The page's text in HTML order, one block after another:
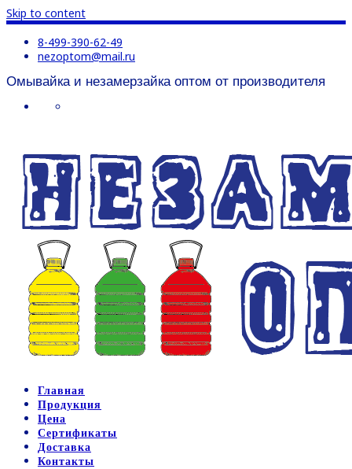
Skip to content
8-499-390-62-49
nezoptom@mail.ru
Омывайка и незамерзайка оптом от производителя
Главная
Продукция
Цена
Сертификаты
Доставка
Контакты